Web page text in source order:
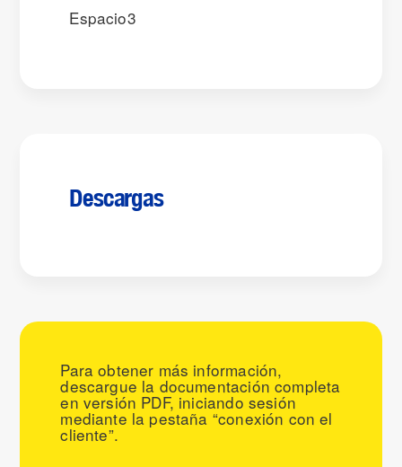
Espacio3
Descargas
Para obtener más información,
descargue la documentación completa
en versión PDF, iniciando sesión
mediante la pestaña “conexión con el
cliente”.